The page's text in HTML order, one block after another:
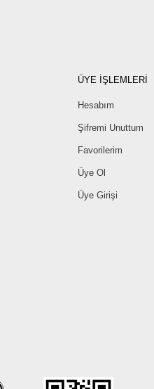
ÜYE İŞLEMLERİ
Hesabım
Şifremi Unuttum
Favorilerim
Üye Ol
Üye Girişi